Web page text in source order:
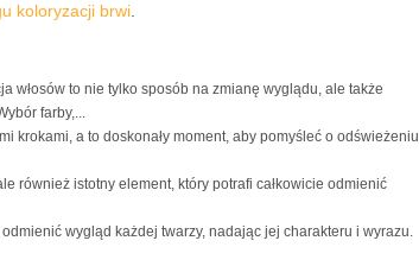
koloryzacji brwi
włosów to nie tylko sposób na zmianę wyglądu, ale także
farby,...
krokami, a to doskonały moment, aby pomyśleć o odświeżeniu
również istotny element, który potrafi całkowicie odmienić
wygląd każdej twarzy, nadając jej charakteru i wyrazu.